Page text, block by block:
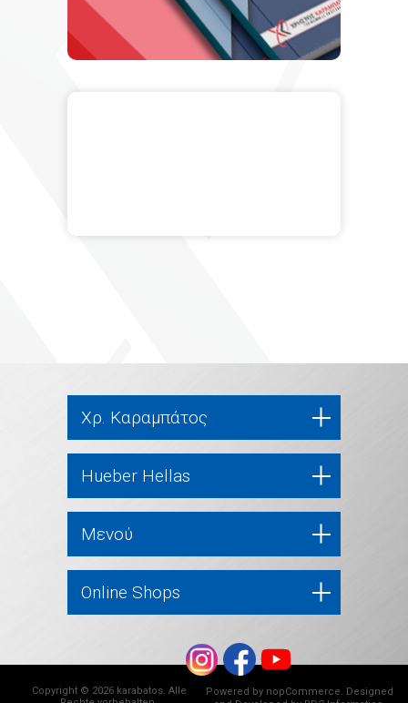
Χρ. Καραμπάτος
Hueber Hellas
Μενού
Online Shops
Copyright © 2026 karabatos. Alle
Powered by nopCommerce. Designed